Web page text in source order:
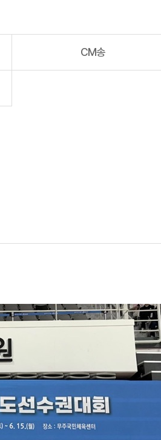
CM송